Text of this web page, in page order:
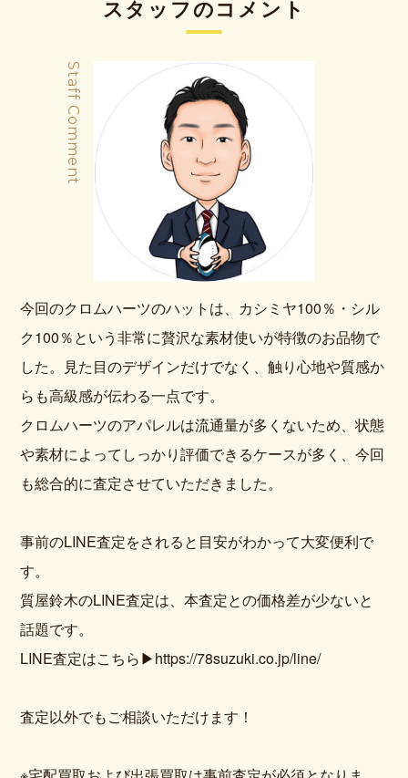
スタッフのコメント
Staff Comment
今回のクロムハーツのハットは、カシミヤ100％・シル
ク100％という非常に贅沢な素材使いが特徴のお品物で
した。見た目のデザインだけでなく、触り心地や質感か
らも高級感が伝わる一点です。
クロムハーツのアパレルは流通量が多くないため、状態
や素材によってしっかり評価できるケースが多く、今回
も総合的に査定させていただきました。
事前のLINE査定をされると目安がわかって大変便利で
す。
質屋鈴木のLINE査定は、本査定との価格差が少ないと
話題です。
LINE査定はこちら▶https://78suzuki.co.jp/line/
査定以外でもご相談いただけます！